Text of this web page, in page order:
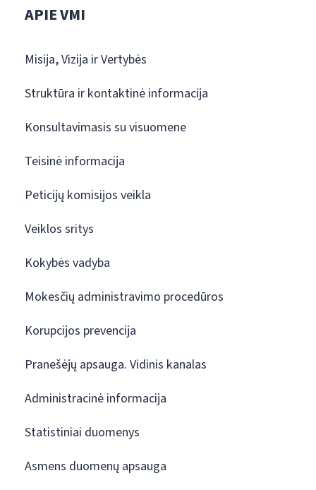
APIE VMI
Misija, Vizija ir Vertybės
Struktūra ir kontaktinė informacija
Konsultavimasis su visuomene
Teisinė informacija
Peticijų komisijos veikla
Veiklos sritys
Kokybės vadyba
Mokesčių administravimo procedūros
Korupcijos prevencija
Pranešėjų apsauga. Vidinis kanalas
Administracinė informacija
Statistiniai duomenys
Asmens duomenų apsauga